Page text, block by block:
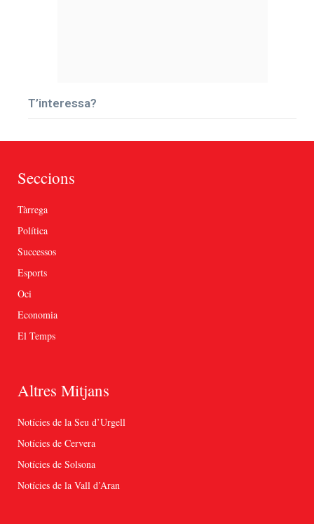
T’interessa?
Seccions
Tàrrega
Política
Successos
Esports
Oci
Economia
El Temps
Altres Mitjans
Notícies de la Seu d’Urgell
Notícies de Cervera
Notícies de Solsona
Notícies de la Vall d’Aran